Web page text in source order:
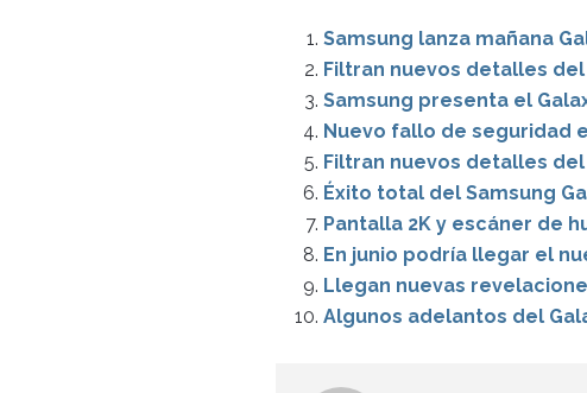
Samsung lanza mañana
Filtran nuevos detalles del
Samsung presenta el
Nuevo fallo de seguridad
Filtran nuevos detalles del
Éxito total del Samsung
Pantalla 2K y escáner de
En junio podría llegar el
Llegan nuevas
Algunos adelantos del